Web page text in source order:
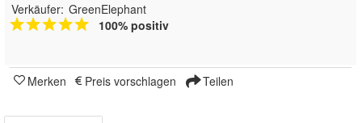
Verkäufer: GreenElephant
100% positiv
Merken Preis vorschlagen Teilen